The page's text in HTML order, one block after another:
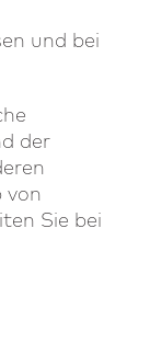
und bei
der
von
Sie bei